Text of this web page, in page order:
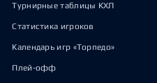
Турнирные таблицы КХЛ
Статистика игроков
Календарь игр «Торпедо»
Плей-офф